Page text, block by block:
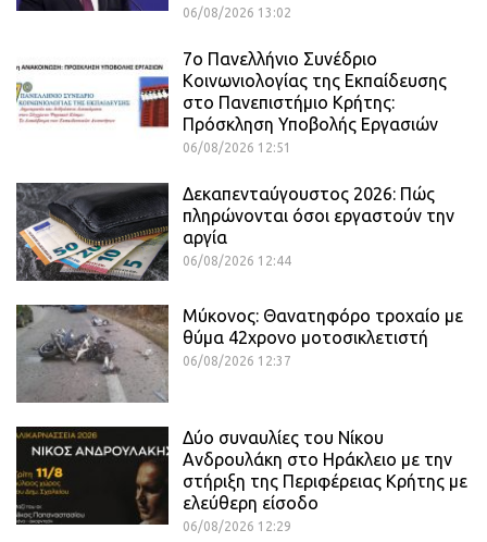
06/08/2026 13:02
7ο Πανελλήνιο Συνέδριο
Κοινωνιολογίας της Εκπαίδευσης
στο Πανεπιστήμιο Κρήτης:
Πρόσκληση Υποβολής Εργασιών
06/08/2026 12:51
Δεκαπενταύγουστος 2026: Πώς
πληρώνονται όσοι εργαστούν την
αργία
06/08/2026 12:44
Μύκονος: Θανατηφόρο τροχαίο με
θύμα 42χρονο μοτοσικλετιστή
06/08/2026 12:37
Δύο συναυλίες του Νίκου
Ανδρουλάκη στο Ηράκλειο με την
στήριξη της Περιφέρειας Κρήτης με
ελεύθερη είσοδο
06/08/2026 12:29